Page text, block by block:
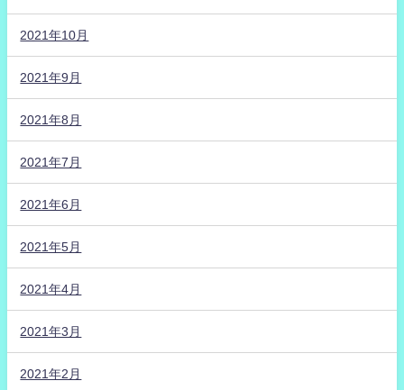
2021年10月
2021年9月
2021年8月
2021年7月
2021年6月
2021年5月
2021年4月
2021年3月
2021年2月